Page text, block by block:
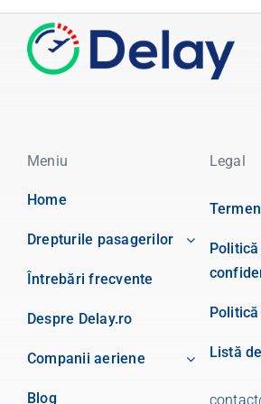
Meniu
Home
Drepturile pasagerilor
Întrebări frecvente
Despre Delay.ro
Companii aeriene
Blog
Legal
Politică
Listă